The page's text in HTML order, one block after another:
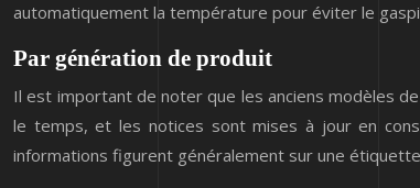
automatiquement la température pour éviter le
Par génération de produit
Il est important de noter que les anciens modèles
le temps, et les notices sont mises à jour en
informations figurent généralement sur une